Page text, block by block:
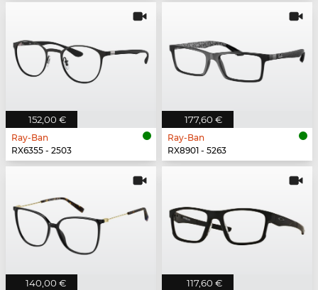
152,00 €
Ray-Ban
RX6355 - 2503
177,60 €
Ray-Ban
RX8901 - 5263
140,00 € 117,60 €